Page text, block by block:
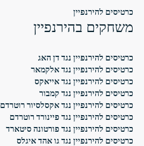
כרטיסים להירנפיין
משחקים בהירנפיין
כרטיסים להירנפיין נגד דן האג
כרטיסים להירנפיין נגד אלקמאר
כרטיסים להירנפיין נגד אייאקס
כרטיסים להירנפיין נגד קמבור
כרטיסים להירנפיין נגד אקסלסיור רוטרדם
כרטיסים להירנפיין נגד פיינורד רוטרדם
כרטיסים להירנפיין נגד פורטונה סיטארד
כרטיסים להירנפיין נגד גו אהד איגלס